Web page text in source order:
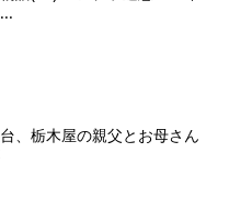
、栃木屋の親父とお母さん